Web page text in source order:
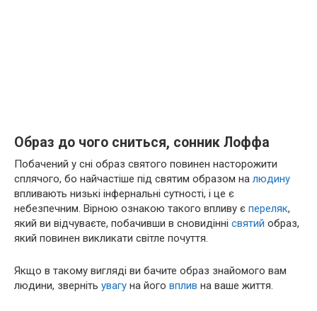
Образ до чого сниться, сонник Лоффа
Побачений у сні образ святого повинен насторожити
сплячого, бо найчастіше під святим образом на людину
впливають низькі інфернальні сутності, і це є
небезпечним. Вірною ознакою такого впливу є переляк,
який ви відчуваєте, побачивши в сновидінні святий образ,
який повинен викликати світле почуття.
Якщо в такому вигляді ви бачите образ знайомого вам
людини, зверніть увагу на його вплив на ваше життя.